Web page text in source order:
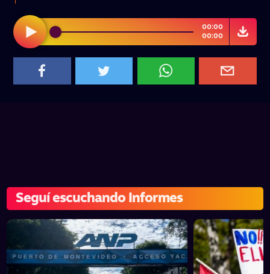
00:00
00:00
Seguí escuchando Informes